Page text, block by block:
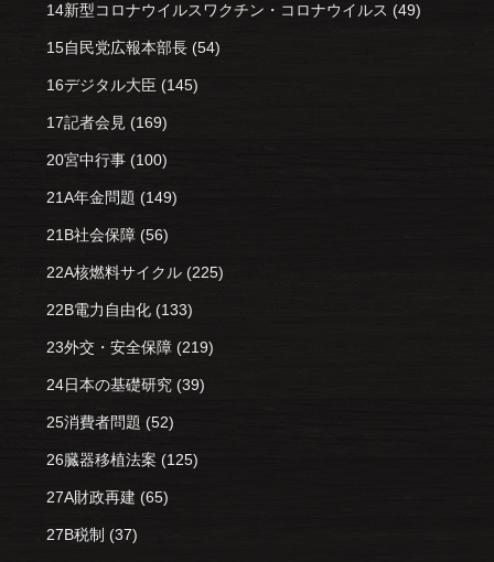
14新型コロナウイルスワクチン・コロナウイルス (49)
15自民党広報本部長 (54)
16デジタル大臣 (145)
17記者会見 (169)
20宮中行事 (100)
21A年金問題 (149)
21B社会保障 (56)
22A核燃料サイクル (225)
22B電力自由化 (133)
23外交・安全保障 (219)
24日本の基礎研究 (39)
25消費者問題 (52)
26臓器移植法案 (125)
27A財政再建 (65)
27B税制 (37)